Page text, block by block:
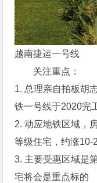
越南捷运一号线
关注重点：
1. 总理亲自拍板胡
铁一号线于2020完
2. 动应地铁区域，
等级住宅，约涨10-
3. 主要受惠区域是
宅将会是重点标的